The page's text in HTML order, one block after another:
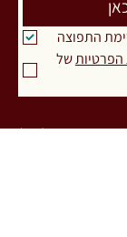
התפוצה
הפרטיות
רות מעיין. פסיכותרפיסטית אינטגרטיבית (MA)